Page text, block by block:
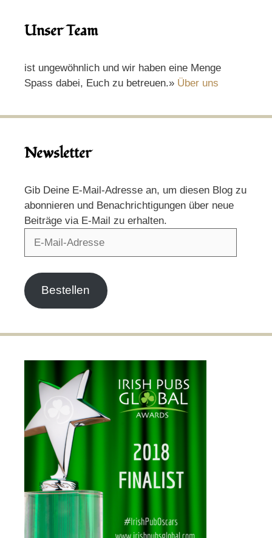
Unser Team
ist ungewöhnlich und wir haben eine Menge
Spass dabei, Euch zu betreuen.» Über uns
Newsletter
Gib Deine E-Mail-Adresse an, um diesen Blog zu
abonnieren und Benachrichtigungen über neue
Beiträge via E-Mail zu erhalten.
Bestellen